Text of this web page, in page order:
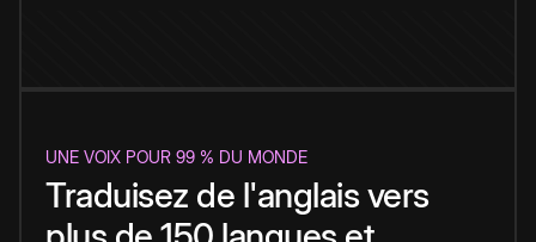
UNE VOIX POUR 99 % DU MONDE
Traduisez de l'anglais vers